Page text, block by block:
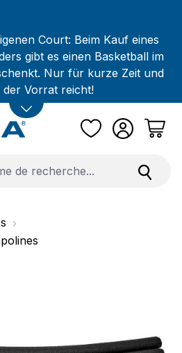
Court: Beim Kauf eines
gibt es einen Basketball im
Nur für kurze Zeit und
der Vorrat reicht!